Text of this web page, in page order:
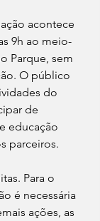
acontece
9h ao meio-
Parque, sem
O público
do
de
educação
parceiros.
Para o
é necessária
ações, as